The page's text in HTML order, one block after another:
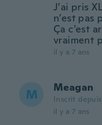
J’ai pris
n’est pas
Ça c’est
vraiment
il y a 7 ans
M Meagan
Inscrit depuis
il y a 7 ans